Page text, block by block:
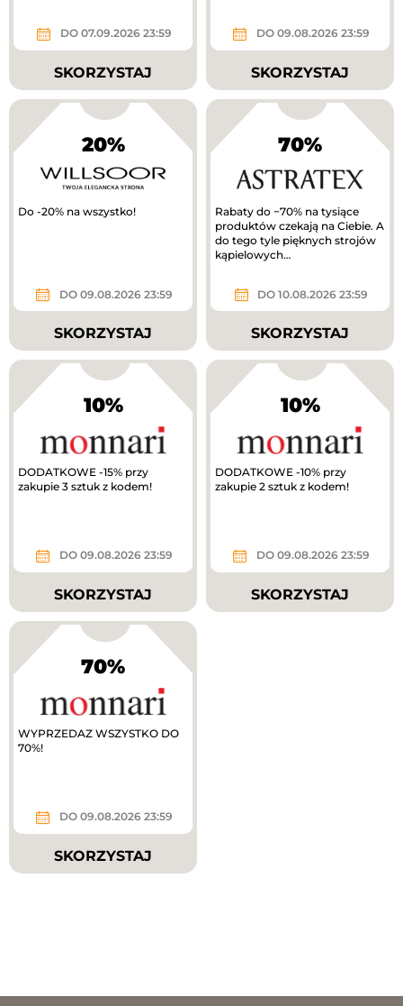
DO 07.09.2026 23:59
SKORZYSTAJ
DO 09.08.2026 23:59
SKORZYSTAJ
20%
Do -20% na wszystko!
DO 09.08.2026 23:59
SKORZYSTAJ
70%
Rabaty do −70% na tysiące
produktów czekają na Ciebie. A
do tego tyle pięknych strojów
kąpielowych…
DO 10.08.2026 23:59
SKORZYSTAJ
10%
DODATKOWE -15% przy
zakupie 3 sztuk z kodem!
DO 09.08.2026 23:59
SKORZYSTAJ
10%
DODATKOWE -10% przy
zakupie 2 sztuk z kodem!
DO 09.08.2026 23:59
SKORZYSTAJ
70%
WYPRZEDAZ WSZYSTKO DO
70%!
DO 09.08.2026 23:59
SKORZYSTAJ